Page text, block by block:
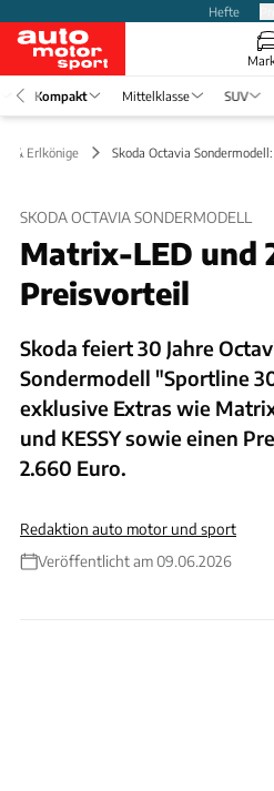
Hefte
Kompakt Mittelklasse SUV
& Erlkönige Skoda Octavia
SKODA OCTAVIA SONDERMODELL
Matrix-LED und
Preisvorteil
Skoda feiert 30 Jahre
Sondermodell "Sportline
exklusive Extras wie
und KESSY sowie einen
2.660 Euro.
Redaktion auto motor und sport
Veröffentlicht am 09.06.2026